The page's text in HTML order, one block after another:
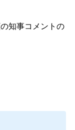
知事コメントの